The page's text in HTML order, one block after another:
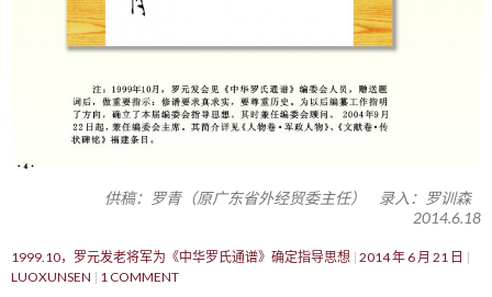
供稿：罗青（原广东省外经贸委主任） 录入：罗训森
2014.6.18
1999.10，罗元发老将军为《中华罗氏通谱》确定指导思想 2014 年 6 月 21 日
LUOXUNSEN
1 COMMENT